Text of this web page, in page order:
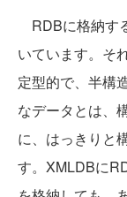
RDBに格納す
いています。そ
定型的で、半構
なデータとは、
に、はっきりと
す。XMLDBに